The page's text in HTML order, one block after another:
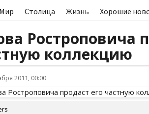
Мир Столица Жизнь Хорошие
Ростроповича
коллекцию
2011, 00:00